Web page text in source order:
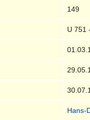
149
U 751
Hans-